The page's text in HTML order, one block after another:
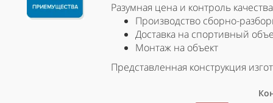
Разумная цена и контроль
Производство сборно-
Доставка на спортивный
Монтаж на объект
Представленная конструкция